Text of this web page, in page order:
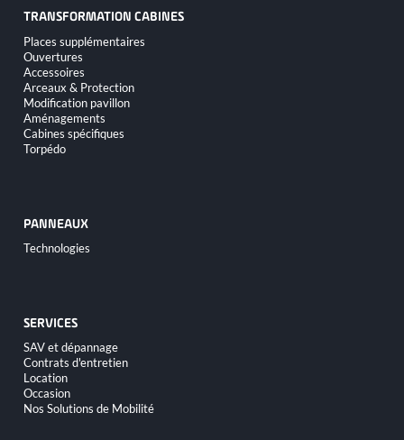
TRANSFORMATION CABINES
Aller
au
contenu
Places supplémentaires
Ouvertures
Accessoires
Arceaux & Protection
Modification pavillon
Aménagements
Cabines spécifiques
Torpédo
PANNEAUX
Aller
au
Technologies
SERVICES
Aller
au
contenu
SAV et dépannage
Contrats d'entretien
Location
Occasion
Nos Solutions de Mobilité